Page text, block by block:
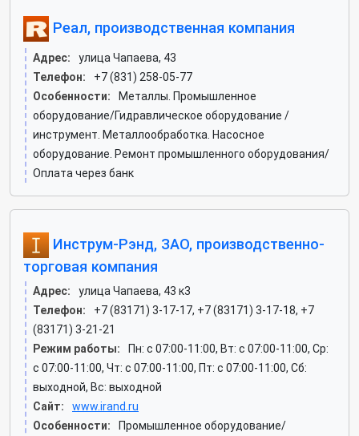
Реал, производственная компания
Адрес:
улица Чапаева, 43
Телефон:
+7 (831) 258-05-77
Особенности:
Металлы. Промышленное
оборудование/Гидравлическое оборудование /
инструмент. Металлообработка. Насосное
оборудование. Ремонт промышленного оборудования/
Оплата через банк
Инструм-Рэнд, ЗАО, производственно-
торговая компания
Адрес:
улица Чапаева, 43 к3
Телефон:
+7 (83171) 3-17-17, +7 (83171) 3-17-18, +7
(83171) 3-21-21
Режим работы:
Пн: c 07:00-11:00, Вт: c 07:00-11:00, Ср:
c 07:00-11:00, Чт: c 07:00-11:00, Пт: c 07:00-11:00, Сб:
выходной, Вс: выходной
Сайт:
www.irand.ru
Особенности:
Промышленное оборудование/